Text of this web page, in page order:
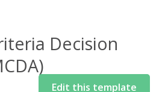
Decision
Edit this template